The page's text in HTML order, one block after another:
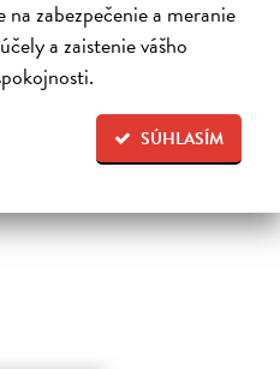
na zabezpečenie a meranie
a zaistenie vášho
SÚHLASÍM
zničené
a kazia medziľudské
politiku. Máme sa horšie,
problémy, lebo sa nedokážeme